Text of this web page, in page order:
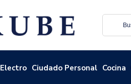
Electro Ciudado Personal Cocina